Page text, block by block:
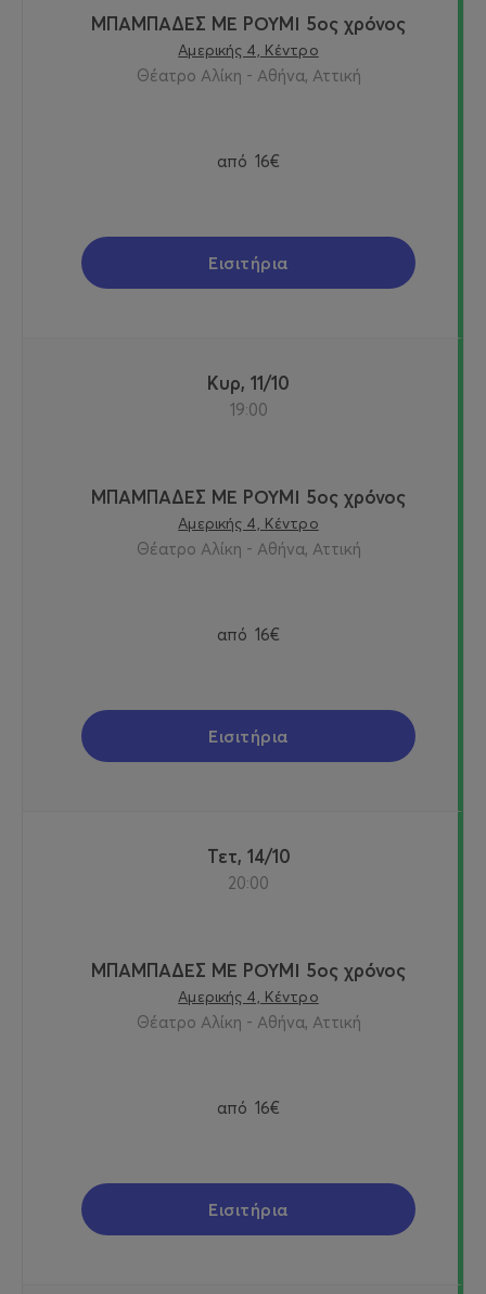
ΜΠΑΜΠΑΔΕΣ ΜΕ ΡΟΥΜΙ 5ος χρόνος
Αμερικής 4, Κέντρο
Θέατρο Αλίκη - Αθήνα, Αττική
από 16€
Εισιτήρια
Κυρ, 11/10
19:00
ΜΠΑΜΠΑΔΕΣ ΜΕ ΡΟΥΜΙ 5ος χρόνος
Αμερικής 4, Κέντρο
Θέατρο Αλίκη - Αθήνα, Αττική
από 16€
Εισιτήρια
Τετ, 14/10
20:00
ΜΠΑΜΠΑΔΕΣ ΜΕ ΡΟΥΜΙ 5ος χρόνος
Αμερικής 4, Κέντρο
Θέατρο Αλίκη - Αθήνα, Αττική
από 16€
Εισιτήρια